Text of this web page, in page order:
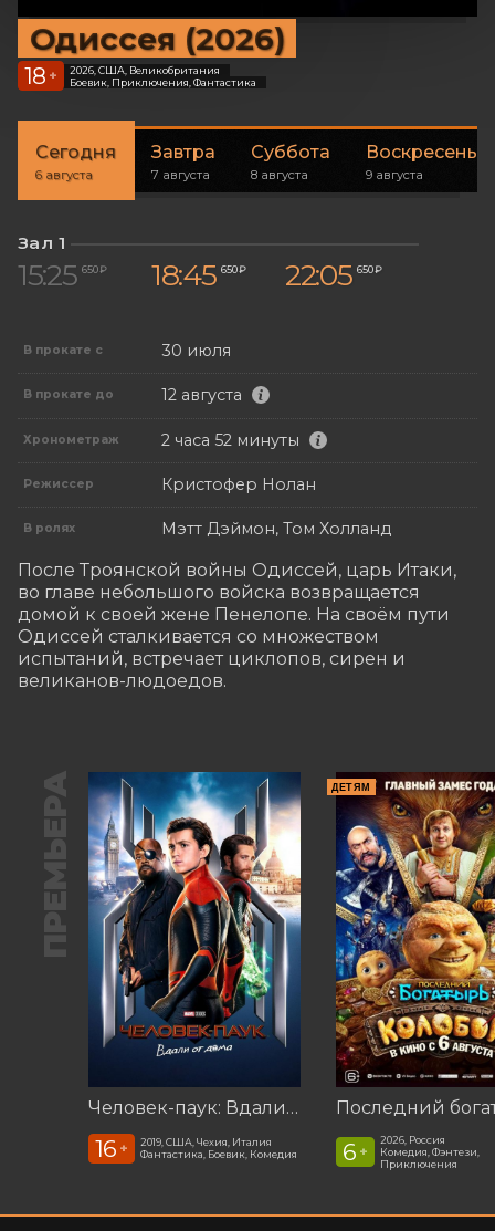
Одиссея (2026)
18 +
2026, США, Великобритания
Боевик, Приключения, Фантастика
Сегодня
6 августа
Завтра
7 августа
Суббота
8 августа
Воскресенье
9 августа
Зал 1
15:25 650 ₽ 18:45 650 ₽ 22:05 650 ₽
В прокате с 30 июля
В прокате до 12 августа
Хронометраж 2 часа 52 минуты
Режиссер Кристофер Нолан
В ролях Мэтт Дэймон, Том Холланд
После Троянской войны Одиссей, царь Итаки,
во главе небольшого войска возвращается
домой к своей жене Пенелопе. На своём пути
Одиссей сталкивается со множеством
испытаний, встречает циклопов, сирен и
великанов-людоедов.
ПРЕМЬЕРА
Человек-паук: Вдали от дома (2019)
16 +
2019, США, Чехия, Италия
Фантастика, Боевик, Комедия
ДЕТЯМ
6 +
2026, Россия
Комедия, Фэнтези,
Приключения